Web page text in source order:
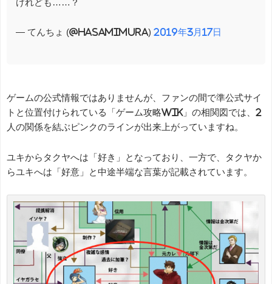
けれども……？
— てんちょ (@hasamimura) 2019年3月17日
ゲームの公式情報ではありませんが、ファンの間で準公式サイ
トと位置付けられている「ゲーム攻略Wik」の相関図では、2
人の関係を結ぶピンクのラインが出来上がっていますね。
ユキからタクヤへは「好き」となっており、一方で、タクヤか
らユキへは「好意」と中途半端な言葉が記載されています。